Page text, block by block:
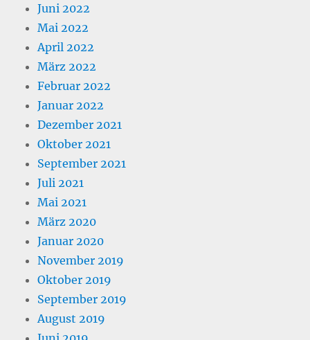
Juni 2022
Mai 2022
April 2022
März 2022
Februar 2022
Januar 2022
Dezember 2021
Oktober 2021
September 2021
Juli 2021
Mai 2021
März 2020
Januar 2020
November 2019
Oktober 2019
September 2019
August 2019